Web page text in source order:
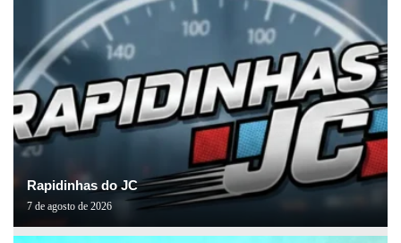
Rapidinhas do JC
7 de agosto de 2026